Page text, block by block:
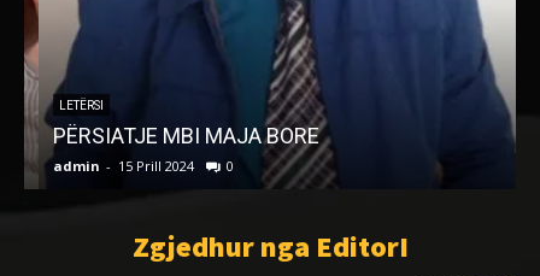
LETËRSI
PËRSIATJE MBI MAJA BORE
admin - 15 Prill 2024 0
Zgjedhur nga EditorI